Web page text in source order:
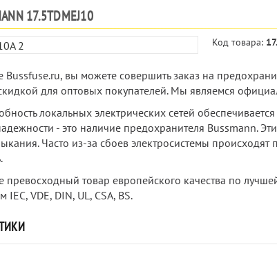
17.5TDMEJ10
Код товара:
вы можете совершить заказ на
для оптовых покупателей. Мы являемся
локальных электрических сетей
- это наличие предохранителя Bussmann.
Часто из-за сбоев электросистемы
превосходный товар европейского качества по
VDE, DIN, UL, CSA, BS.